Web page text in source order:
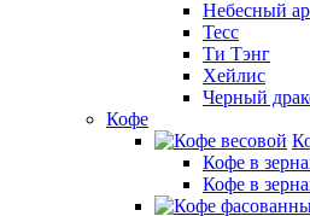
Небесный
Тесс
Ти Тэнг
Хейлис
Черный
Кофе
Кофе в
Кофе в